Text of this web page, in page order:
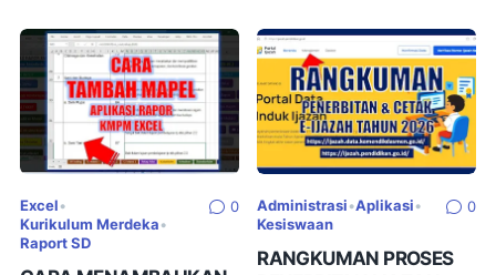
Excel •
Kurikulum Merdeka •
Raport SD
0 Administrasi •Aplikasi •
Kesiswaan
0
RANGKUMAN PROSES